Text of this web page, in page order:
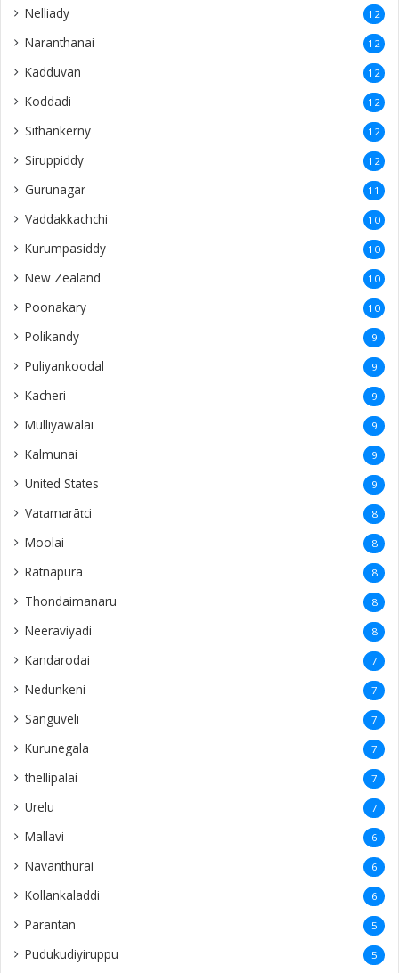
Nelliady 12
Naranthanai 12
Kadduvan 12
Koddadi 12
Sithankerny 12
Siruppiddy 12
Gurunagar 11
Vaddakkachchi 10
Kurumpasiddy 10
New Zealand 10
Poonakary 10
Polikandy 9
Puliyankoodal 9
Kacheri 9
Mulliyawalai 9
Kalmunai 9
United States 9
Vaṭamarāṭci 8
Moolai 8
Ratnapura 8
Thondaimanaru 8
Neeraviyadi 8
Kandarodai 7
Nedunkeni 7
Sanguveli 7
Kurunegala 7
thellipalai 7
Urelu 7
Mallavi 6
Navanthurai 6
Kollankaladdi 6
Parantan 5
Pudukudiyiruppu 5